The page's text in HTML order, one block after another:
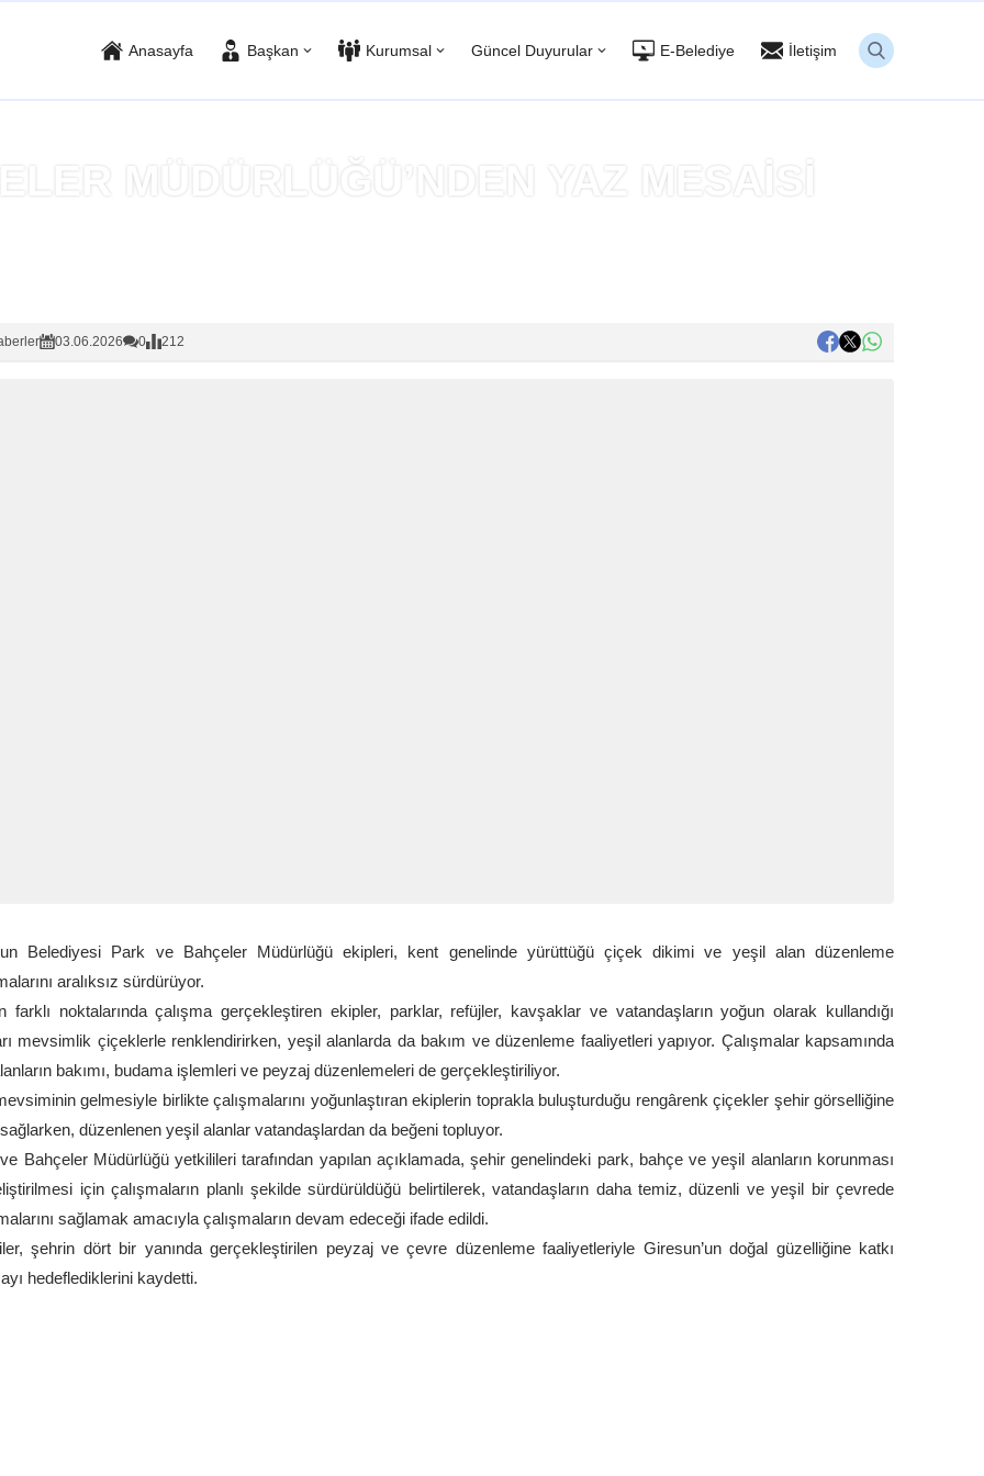
Anasayfa Başkan Kurumsal Güncel Duyurular E-Belediye İletişim
MÜDÜRLÜĞÜ’NDEN YAZ MESAİSİ
03.06.2026 0 212
Belediyesi Park ve Bahçeler Müdürlüğü ekipleri, kent genelinde yürüttüğü çiçek dikimi ve yeşil alan düzenleme
aralıksız sürdürüyor.
farklı noktalarında çalışma gerçekleştiren ekipler, parklar, refüjler, kavşaklar ve vatandaşların yoğun olarak kullandığı
mevsimlik çiçeklerle renklendirirken, yeşil alanlarda da bakım ve düzenleme faaliyetleri yapıyor. Çalışmalar kapsamında
bakımı, budama işlemleri ve peyzaj düzenlemeleri de gerçekleştiriliyor.
gelmesiyle birlikte çalışmalarını yoğunlaştıran ekiplerin toprakla buluşturduğu rengârenk çiçekler şehir görselliğine
düzenlenen yeşil alanlar vatandaşlardan da beğeni topluyor.
Bahçeler Müdürlüğü yetkilileri tarafından yapılan açıklamada, şehir genelindeki park, bahçe ve yeşil alanların korunması
için çalışmaların planlı şekilde sürdürüldüğü belirtilerek, vatandaşların daha temiz, düzenli ve yeşil bir çevrede
sağlamak amacıyla çalışmaların devam edeceği ifade edildi.
şehrin dört bir yanında gerçekleştirilen peyzaj ve çevre düzenleme faaliyetleriyle Giresun’un doğal güzelliğine katkı
hedeflediklerini kaydetti.